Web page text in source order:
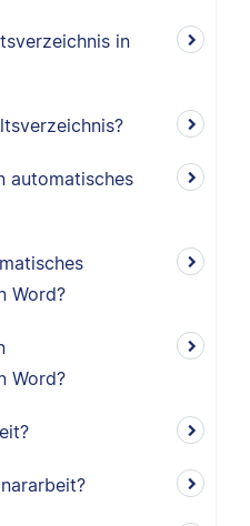
in
automatisches
Word?
Word?